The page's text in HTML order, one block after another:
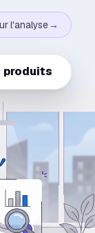
l'analyse→
produits